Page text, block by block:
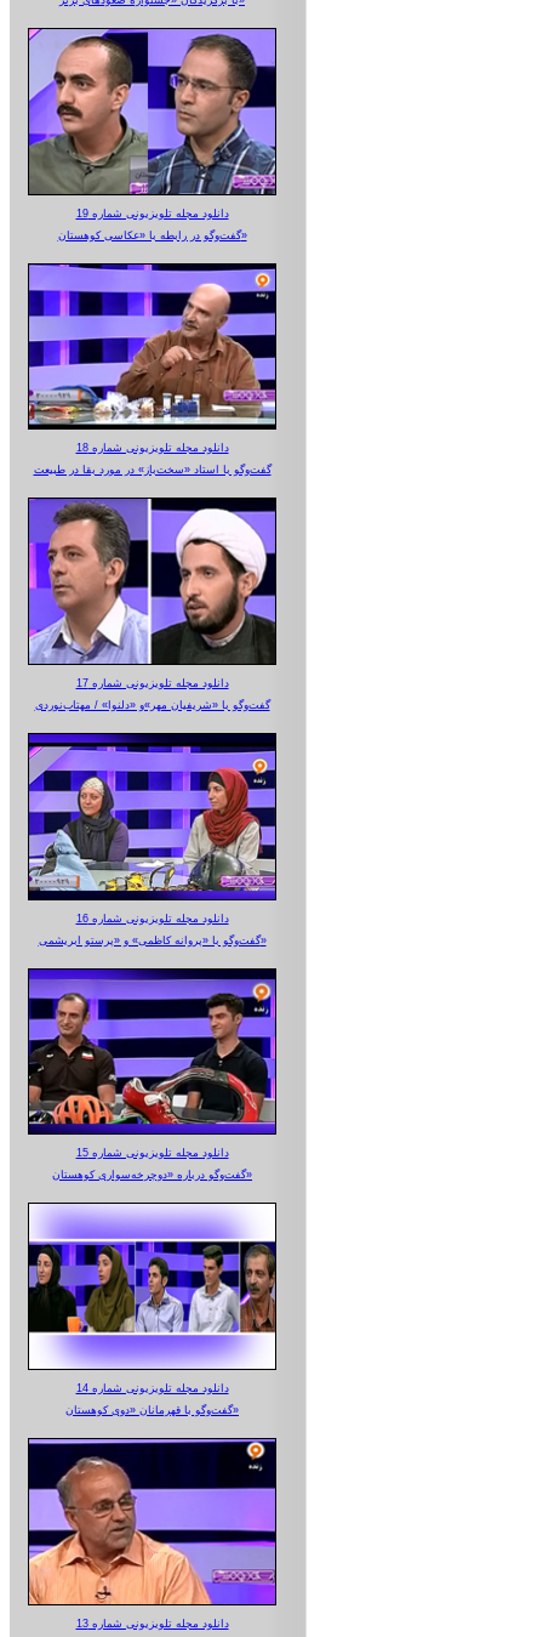
دانلود مجله تلویزیونی شماره 19
گفت‌وگو در رابطه با «عکاسی کوهستان»
دانلود مجله تلویزیونی شماره 18
گفت‌وگو با استاد «سخت‌باز» در مورد بقا در طبیعت
دانلود مجله تلویزیونی شماره 17
گفت‌وگو با «شریفیان مهر»‌و «دلنوا» / مهتاب‌نوردی
دانلود مجله تلویزیونی شماره 16
گفت‌وگو با «پروانه کاظمی» و «پرستو‌ ابریشمی»
دانلود مجله تلویزیونی شماره 15
گفت‌وگو درباره «دوچرخه‌سواری کوهستان»
دانلود مجله تلویزیونی شماره 14
گفت‌وگو با قهرمانان «دوی کوهستان»
دانلود مجله تلویزیونی شماره 13